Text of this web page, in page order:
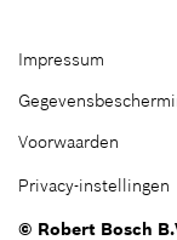
Impressum
Voorwaarden
Privacy-instellingen
© Robert Bosch